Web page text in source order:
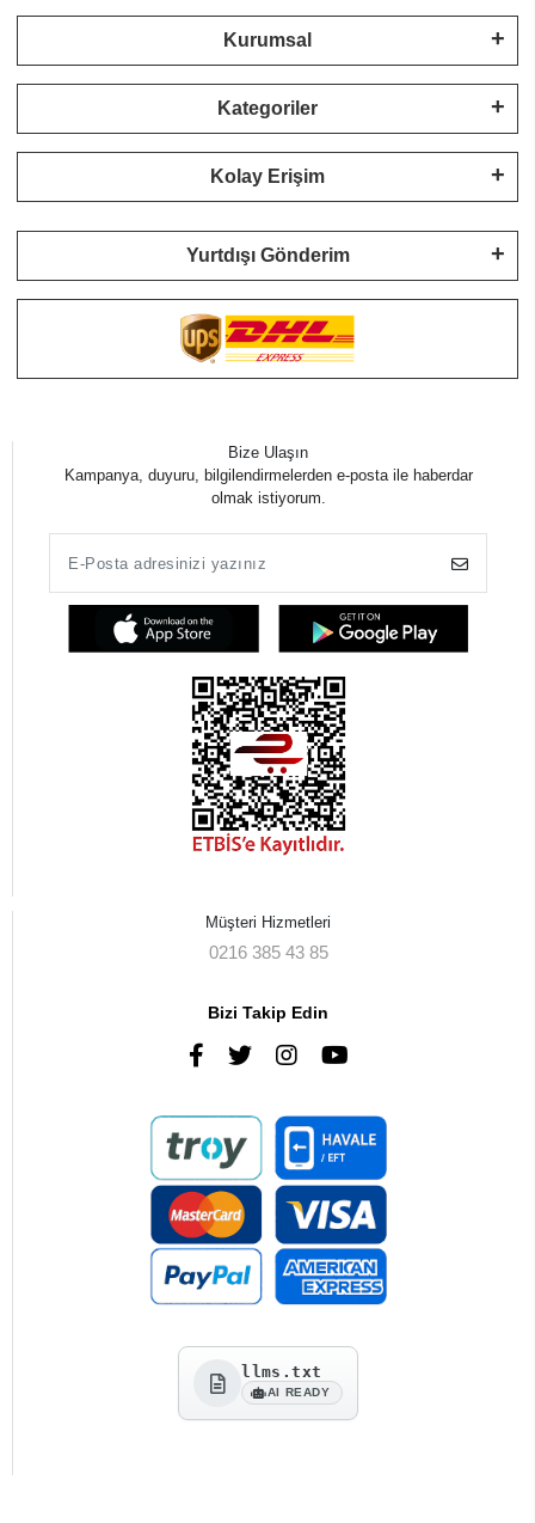
Kurumsal
Kategoriler
Kolay Erişim
Yurtdışı Gönderim
Bize Ulaşın
Kampanya, duyuru, bilgilendirmelerden e-posta ile haberdar
olmak istiyorum.
Müşteri Hizmetleri
0216 385 43 85
Bizi Takip Edin
llms.txt
AI READY